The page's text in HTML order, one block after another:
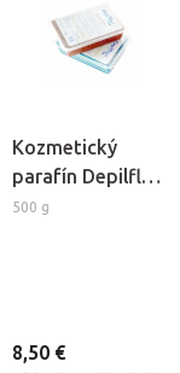
Kozmetický
parafín Depilflax
- Čokoláda
500 g
8,50 €